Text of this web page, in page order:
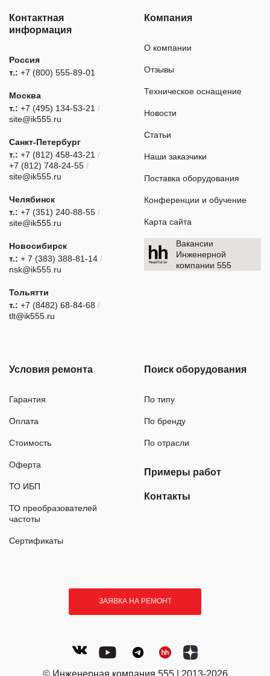
Контактная
информация
Россия
т.: +7 (800) 555-89-01
Москва
т.: +7 (495) 134-53-21 /
site@ik555.ru
Санкт-Петербург
т.: +7 (812) 458-43-21 /
+7 (812) 748-24-55 /
site@ik555.ru
Челябинск
т.: +7 (351) 240-88-55 /
site@ik555.ru
Новосибирск
т.: + 7 (383) 388-81-14 /
nsk@ik555.ru
Тольятти
т.: +7 (8482) 68-84-68 /
tlt@ik555.ru
Компания
О компании
Отзывы
Техническое оснащение
Новости
Статьи
Наши заказчики
Поставка оборудования
Конференции и обучение
Карта сайта
Вакансии
Инженерной
компании 555
Условия ремонта
Гарантия
Оплата
Стоимость
Оферта
ТО ИБП
ТО преобразователей
частоты
Сертификаты
Поиск оборудования
По типу
По бренду
По отрасли
Примеры работ
Контакты
ЗАЯВКА НА РЕМОНТ
© Инженерная компания 555 | 2013-2026